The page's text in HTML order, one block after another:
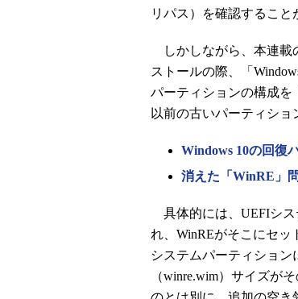
リパス）を確認すること
しかしながら、本連載
ストールの際、「
パーティションの構成を
以前の古いパーティショ
Windows 10の回復
消えた「WinRE」
具体的には、UEFIシス
れ、WinREがそこにセ
システムパーティション
（winre.wim）サイズが